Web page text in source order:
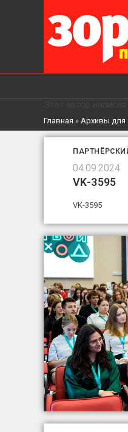
Главная » Архивы для
04.09.2024
VK-3595
VK-3595